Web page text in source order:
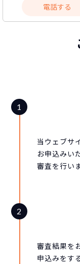
電話する
当ウェブサ
お申込みい
審査を行い
審査結果を
申込みをす